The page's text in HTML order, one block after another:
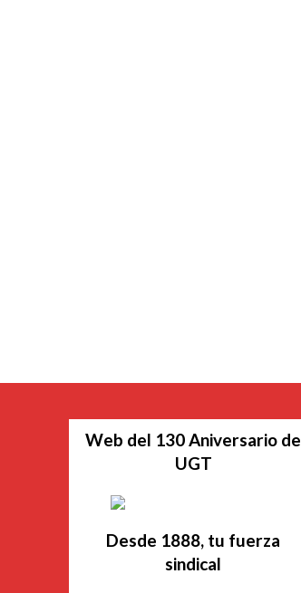
Web del 130 Aniversario de
UGT
Desde 1888, tu fuerza
sindical